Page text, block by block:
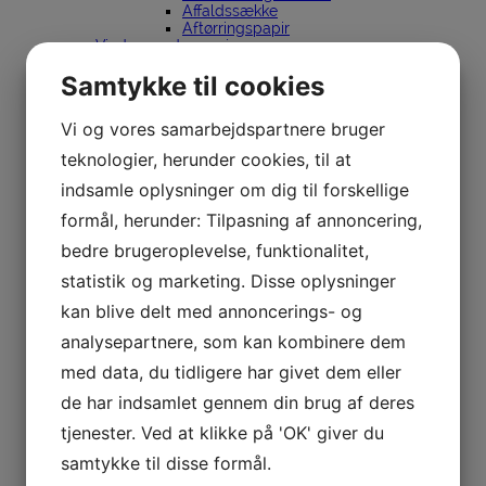
Affaldssække
Aftørringspapir
Vinduespudsergrej
Ettore
Vinduespudsergrej
Holdere
Lewi
Vinduespudsergrej
Skafter & spande
Holdere
InDoor Cleaning
Vinduespudsergrej
Spande
Holdere
Unger
Vinduespudsergrej
Renvandsanlæg
Stiger
Silkeborg Stiger
Spandeholder til bil
Affaldssortering
Affaldsspande til sortering
Stationer til affaldssortering
Samtykke til cookies
Vi og vores samarbejdspartnere bruger
teknologier, herunder cookies, til at
indsamle oplysninger om dig til forskellige
formål, herunder: Tilpasning af annoncering,
bedre brugeroplevelse, funktionalitet,
statistik og marketing. Disse oplysninger
kan blive delt med annoncerings- og
analysepartnere, som kan kombinere dem
med data, du tidligere har givet dem eller
de har indsamlet gennem din brug af deres
tjenester. Ved at klikke på 'OK' giver du
samtykke til disse formål.